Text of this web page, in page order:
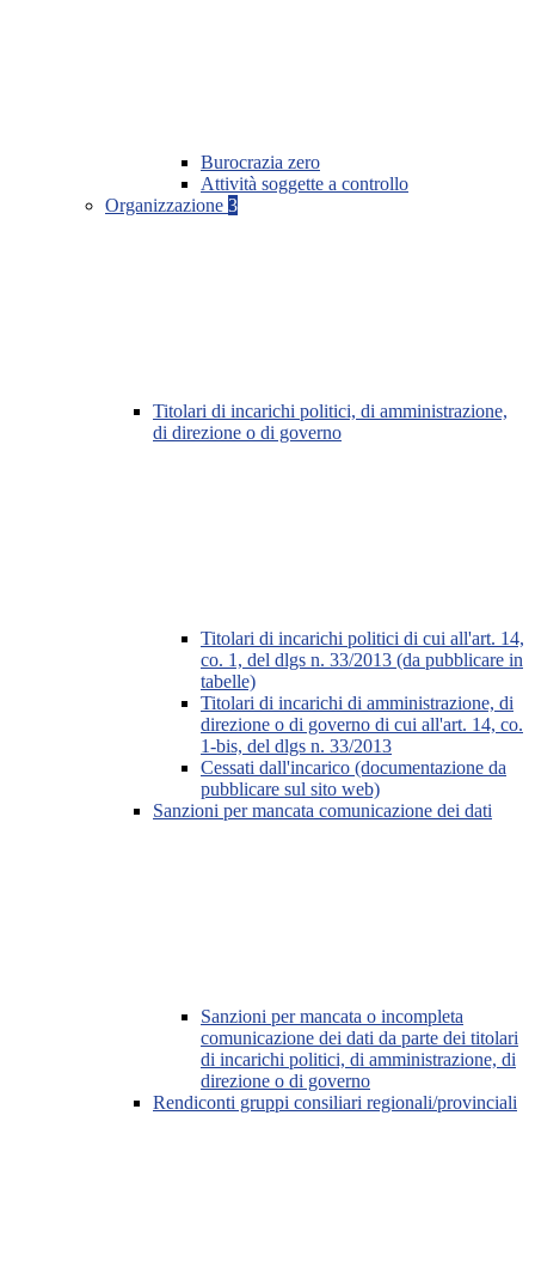
Burocrazia zero
Attività soggette a controllo
Organizzazione 3
Titolari di incarichi politici, di amministrazione,
di direzione o di governo
Titolari di incarichi politici di cui all'art. 14,
co. 1, del dlgs n. 33/2013 (da pubblicare in
tabelle)
Titolari di incarichi di amministrazione, di
direzione o di governo di cui all'art. 14, co.
1-bis, del dlgs n. 33/2013
Cessati dall'incarico (documentazione da
pubblicare sul sito web)
Sanzioni per mancata comunicazione dei dati
Sanzioni per mancata o incompleta
comunicazione dei dati da parte dei titolari
di incarichi politici, di amministrazione, di
direzione o di governo
Rendiconti gruppi consiliari regionali/provinciali